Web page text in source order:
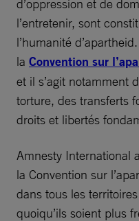
d’oppression et de
l’entretenir, sont
l’humanité
la Convention sur
et il s’agit notamment
torture, des transferts
droits et libertés
Amnesty International
la Convention sur
dans tous les
quoiqu’ils soient plus